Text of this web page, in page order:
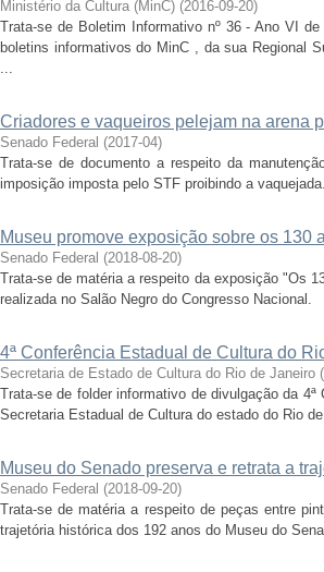
Ministério da Cultura (MinC) (2016-09-20)
Trata-se de Boletim Informativo nº 36 - Ano VI
boletins informativos do MinC , da sua Regional
...
Criadores e vaqueiros pelejam na arena
Senado Federal (2017-04)
Trata-se de documento a respeito da
imposição imposta pelo STF proibindo a vaquejada.
Museu promove exposição sobre os 130
Senado Federal (2018-08-20)
Trata-se de matéria a respeito da exposição "Os
realizada no Salão Negro do Congresso Nacional.
4ª Conferência Estadual de Cultura do
Secretaria de Estado de Cultura do Rio de Janeiro
Trata-se de folder informativo de divulgação da
Secretaria Estadual de Cultura do estado do Rio
Museu do Senado preserva e retrata a
Senado Federal (2018-09-20)
Trata-se de matéria a respeito de peças entre
trajetória histórica dos 192 anos do Museu do